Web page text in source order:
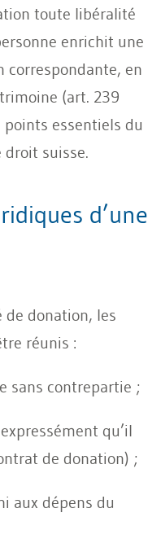
toute libéralité
enrichit une
correspondante, en
(art. 239
points essentiels du
suisse.
d’une
de donation, les
réunis :
sans contrepartie ;
qu’il
de donation) ;
aux dépens du